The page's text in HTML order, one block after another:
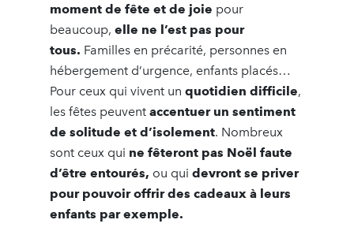
moment de fête et de joie pour
beaucoup, elle ne l’est pas pour
tous. Familles en précarité, personnes en
hébergement d’urgence, enfants placés…
Pour ceux qui vivent un quotidien difficile,
les fêtes peuvent accentuer un sentiment
de solitude et d’isolement. Nombreux
sont ceux qui ne fêteront pas Noël faute
d’être entourés, ou qui devront se priver
pour pouvoir offrir des cadeaux à leurs
enfants par exemple.